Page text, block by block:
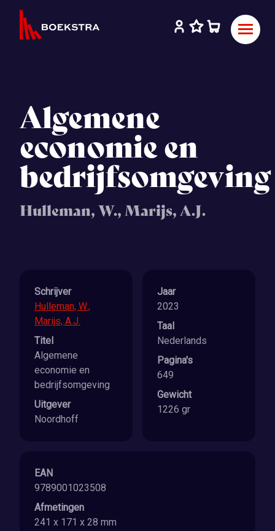
Algemene
economie en
bedrijfsomgeving
Hulleman, W., Marijs, A.J.
Schrijver
Hulleman, W.,
Marijs, A.J.
Titel
Algemene
economie en
bedrijfsomgeving
Uitgever
Noordhoff
Jaar
2023
Taal
Nederlands
Pagina's
649
Gewicht
1226 gr
EAN
9789001023508
Afmetingen
241 x 171 x 28 mm